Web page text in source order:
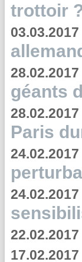
trottoir
03.03.2017
28.02.2017
géants
28.02.2017
Paris
24.02.2017
24.02.2017
22.02.2017
17.02.2017